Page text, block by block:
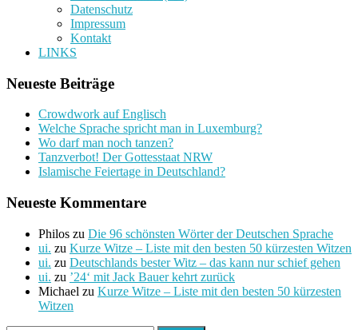
Datenschutz
Impressum
Kontakt
LINKS
Neueste Beiträge
Crowdwork auf Englisch
Welche Sprache spricht man in Luxemburg?
Wo darf man noch tanzen?
Tanzverbot! Der Gottesstaat NRW
Islamische Feiertage in Deutschland?
Neueste Kommentare
Philos zu Die 96 schönsten Wörter der Deutschen Sprache
ui. zu Kurze Witze – Liste mit den besten 50 kürzesten Witzen
ui. zu Deutschlands bester Witz – das kann nur schief gehen
ui. zu ’24‘ mit Jack Bauer kehrt zurück
Michael zu Kurze Witze – Liste mit den besten 50 kürzesten
Witzen